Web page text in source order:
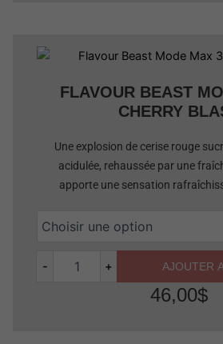
FLAVOUR BEAST
CHERRY
Une explosion de cerise rouge
acidulée, rehaussée par une
apporte une sensation
- + AJOUTER
46,00$